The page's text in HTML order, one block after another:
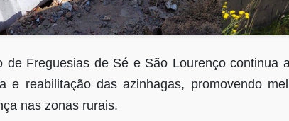
de Freguesias de Sé e São Lourenço continua
e reabilitação das azinhagas, promovendo
nas zonas rurais.